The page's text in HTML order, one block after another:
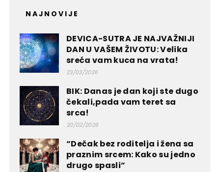
NAJNOVIJE
DEVICA-SUTRA JE NAJVAŽNIJI
DAN U VAŠEM ŽIVOTU: Velika
sreća vam kuca na vrata!
23/03/2026
BIK: Danas je dan koji ste dugo
čekali,pada vam teret sa
srca!
20/02/2026
“Dečak bez roditelja i žena sa
praznim srcem: Kako su jedno
drugo spasli”